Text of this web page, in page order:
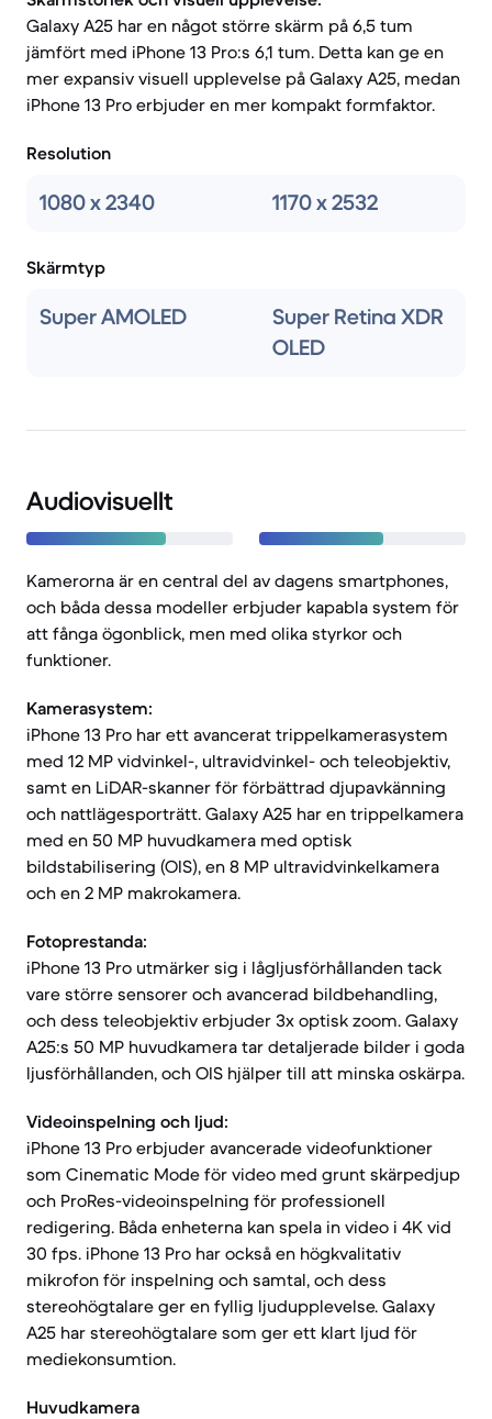
Galaxy A25 har en något större skärm på 6,5 tum
jämfört med iPhone 13 Pro:s 6,1 tum. Detta kan ge en
mer expansiv visuell upplevelse på Galaxy A25, medan
iPhone 13 Pro erbjuder en mer kompakt formfaktor.
Resolution
1080 x 2340 1170 x 2532
Skärmtyp
Super AMOLED
Super Retina XDR
OLED
Audiovisuellt
Kamerorna är en central del av dagens smartphones,
och båda dessa modeller erbjuder kapabla system för
att fånga ögonblick, men med olika styrkor och
funktioner.
Kamerasystem:
iPhone 13 Pro har ett avancerat trippelkamerasystem
med 12 MP vidvinkel-, ultravidvinkel- och teleobjektiv,
samt en LiDAR-skanner för förbättrad djupavkänning
och nattlägesporträtt. Galaxy A25 har en trippelkamera
med en 50 MP huvudkamera med optisk
bildstabilisering (OIS), en 8 MP ultravidvinkelkamera
och en 2 MP makrokamera.
Fotoprestanda:
iPhone 13 Pro utmärker sig i lågljusförhållanden tack
vare större sensorer och avancerad bildbehandling,
och dess teleobjektiv erbjuder 3x optisk zoom. Galaxy
A25:s 50 MP huvudkamera tar detaljerade bilder i goda
ljusförhållanden, och OIS hjälper till att minska oskärpa.
Videoinspelning och ljud:
iPhone 13 Pro erbjuder avancerade videofunktioner
som Cinematic Mode för video med grunt skärpedjup
och ProRes-videoinspelning för professionell
redigering. Båda enheterna kan spela in video i 4K vid
30 fps. iPhone 13 Pro har också en högkvalitativ
mikrofon för inspelning och samtal, och dess
stereohögtalare ger en fyllig ljudupplevelse. Galaxy
A25 har stereohögtalare som ger ett klart ljud för
mediekonsumtion.
Huvudkamera